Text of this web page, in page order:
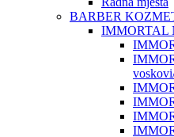
BARBER
IMMORTAL